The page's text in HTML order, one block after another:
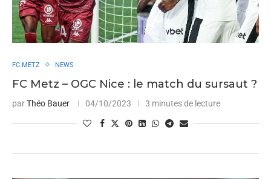
FC METZ NEWS
FC Metz – OGC Nice : le match du sursaut ?
parThéo Bauer 04/10/2023 3 minutes de lecture